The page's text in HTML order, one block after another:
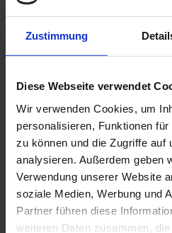
Zustimmung
Diese Webseite verwendet
Wir verwenden Cookies, um
personalisieren, Funktionen
zu können und die Zugriffe auf
analysieren. Außerdem geben
Verwendung unserer Website
soziale Medien, Werbung und
Partner führen diese
weiteren Daten zusammen,
Fuoriserie
9.98
11.98
12.98
14.98